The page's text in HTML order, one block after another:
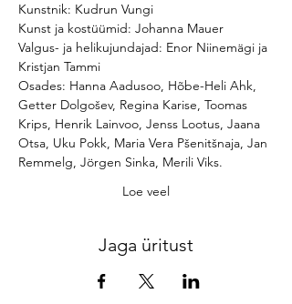
Kunstnik: Kudrun Vungi
Kunst ja kostüümid: Johanna Mauer
Valgus- ja helikujundajad: Enor Niinemägi ja
Kristjan Tammi
Osades: Hanna Aadusoo, Hõbe-Heli Ahk,
Getter Dolgošev, Regina Karise, Toomas
Krips, Henrik Lainvoo, Jenss Lootus, Jaana
Otsa, Uku Pokk, Maria Vera Pšenitšnaja, Jan
Remmelg, Jörgen Sinka, Merili Viks.
Loe veel
Jaga üritust